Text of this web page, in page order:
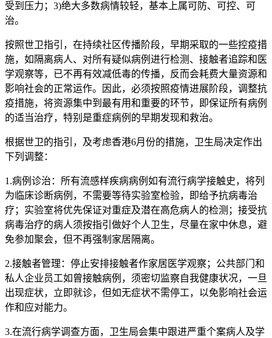
受到压力；3)绝大多数病情较轻，基本上属可防、可控、可
治。
按照世卫指引，在持续社区传播阶段，早期采取的一些控疫措
施，如隔离病人、对所有疑似病例进行检测、接触者追踪和医
学观察等，已不再有效减低毒的传播，反而会耗费大量资源和
影响社会的正常运作。因此，必须按照疫情进展阶段，调整抗
疫措施，将资源集中到最有用和重要的环节，即保证所有病例
的适当治疗，特别是重症病例的早期发现和救治。
根据世卫的指引，及考虑香港6月份的措施，卫生局决定作出
下列调整：
1.病例诊治：所有流感样疾病病例如有流行病学接触史，将列
为临床诊断病例，不需要等待实验室检验，即给予抗病毒治
疗；实验室将优先保证对重症及潜在高危病人的检测；接受抗
病毒治疗的病人须按指引做好个人卫生，尽量在家中休息，避
免参加聚会，但不再强制家居隔离。
2.接触者管理：停止安排接触者作家居医学观察；公共部门和
私人企业员工如曾接触病例，须密切监察自我健康状况，一旦
出现症状，立即就诊，但如无症状不需停工，以免影响社会运
作和应对能力。
3.在流行病学调查方面，卫生局会集中跟进严重个案病人及学